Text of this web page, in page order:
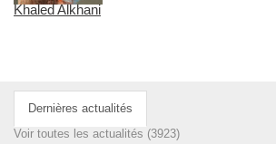
Khaled Alkhani
Dernières actualités
Voir toutes les actualités (3923)